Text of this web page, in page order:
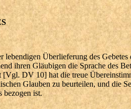
lebendigen Überlieferung des
ihren Gläubigen die Sprache des
DV 10] hat die treue
Glauben zu beurteilen, und die
bezogen ist.